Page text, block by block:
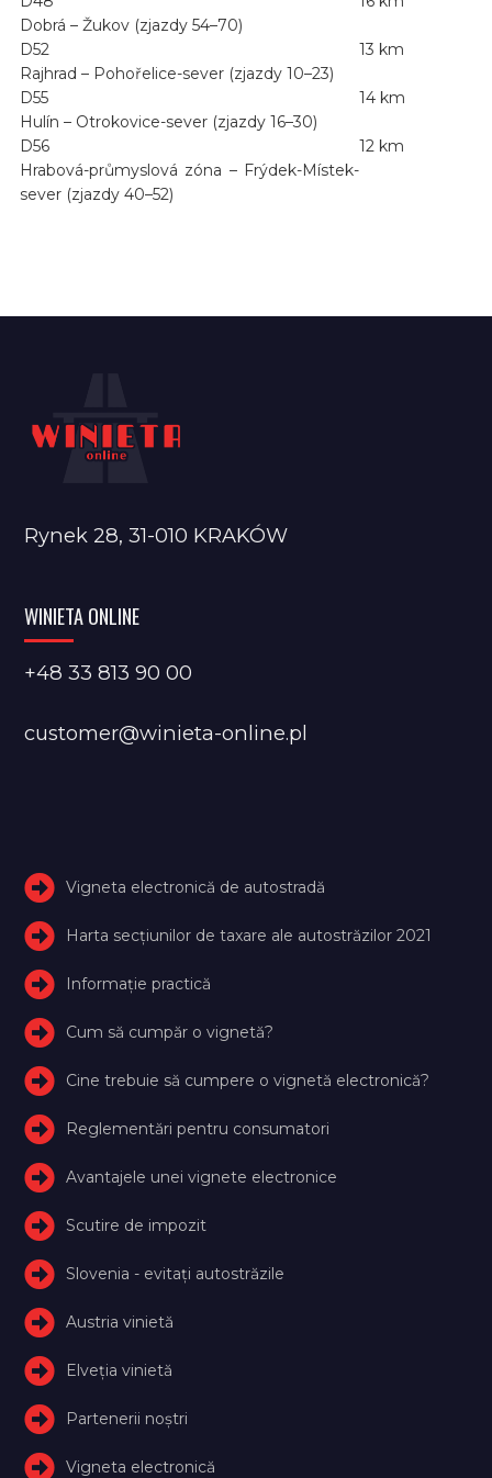
Dobrá – Žukov (zjazdy 54–70)
D52
Rajhrad – Pohořelice-sever (zjazdy 10–23)
13 km
D55
Hulín – Otrokovice-sever (zjazdy 16–30)
14 km
D56
Hrabová-průmyslová zóna – Frýdek-Místek-
sever (zjazdy 40–52)
12 km
Rynek 28, 31-010 KRAKÓW
WINIETA ONLINE
+48 33 813 90 00
customer@winieta-online.pl
Vigneta electronică de autostradă
Harta secțiunilor de taxare ale autostrăzilor 2021
Informație practică
Cum să cumpăr o vignetă?
Cine trebuie să cumpere o vignetă electronică?
Reglementări pentru consumatori
Avantajele unei vignete electronice
Scutire de impozit
Slovenia - evitați autostrăzile
Austria vinietă
Elveţia vinietă
Partenerii noștri
Vigneta electronică